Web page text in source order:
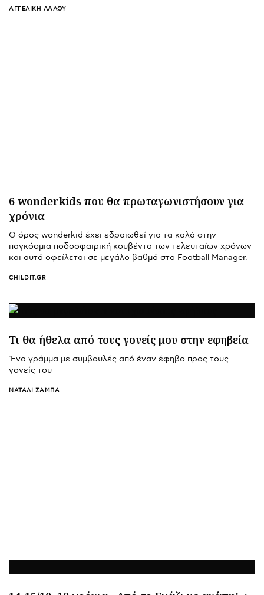
ΑΓΓΕΛΙΚΉ ΛΆΛΟΥ
6 wonderkids που θα πρωταγωνιστήσουν για
χρόνια
Ο όρος wonderkid έχει εδραιωθεί για τα καλά στην
παγκόσμια ποδοσφαιρική κουβέντα των τελευταίων χρόνων
και αυτό οφείλεται σε μεγάλο βαθμό στο Football Manager.
CHILDIT.GR
Τι θα ήθελα από τους γονείς μου στην εφηβεία
Ένα γράμμα με συμβουλές από έναν έφηβο προς τους
γονείς του
ΝΑΤΑΛΊ ΣΑΜΠΆ